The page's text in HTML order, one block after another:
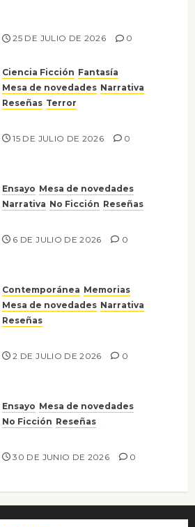
25 DE JULIO DE 2026 0
Ciencia Ficción Fantasía
Mesa de novedades Narrativa
Reseñas Terror
15 DE JULIO DE 2026 0
Ensayo Mesa de novedades
Narrativa No Ficción Reseñas
6 DE JULIO DE 2026 0
Contemporánea Memorias
Mesa de novedades Narrativa
Reseñas
2 DE JULIO DE 2026 0
Ensayo Mesa de novedades
No Ficción Reseñas
30 DE JUNIO DE 2026 0